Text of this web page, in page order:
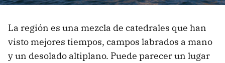
La región es una mezcla de catedrales que han
visto mejores tiempos, campos labrados a mano
y un desolado altiplano. Puede parecer un lugar